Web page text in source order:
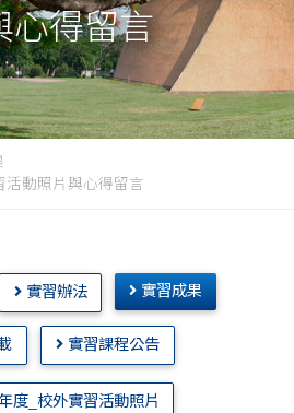
心得留言
活動照片與心得留言
實習辦法 實習成果
實習課程公告
度_校外實習活動照片